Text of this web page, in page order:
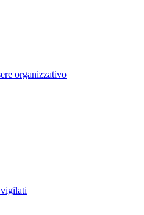
organizzativo